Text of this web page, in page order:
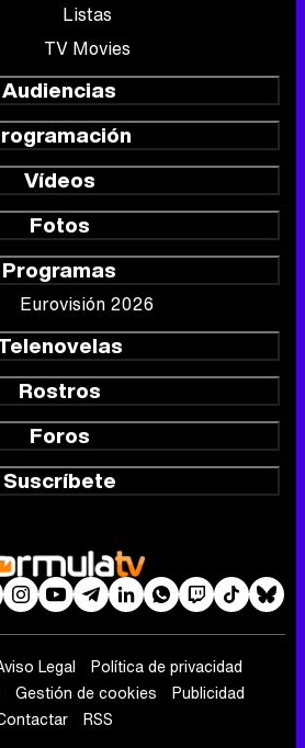
Listas
TV Movies
Audiencias
Vídeos
Fotos
Programas
Eurovisión 2026
Rostros
Foros
Suscríbete
Legal
Política de privacidad
Gestión de cookies
Publicidad
RSS